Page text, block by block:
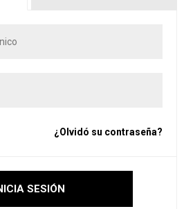
¿Olvidó su contraseña?